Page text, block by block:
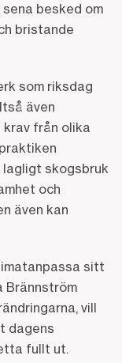
besked om
bristande
som riksdag
även
krav från olika
skogsbruk
och
även kan
sitt
Brännström
vill
dagens
fullt ut.